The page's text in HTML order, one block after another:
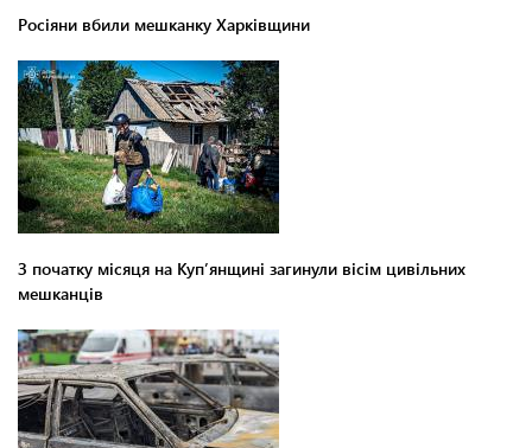
Росіяни вбили мешканку Харківщини
З початку місяця на Куп’янщині загинули вісім цивільних
мешканців